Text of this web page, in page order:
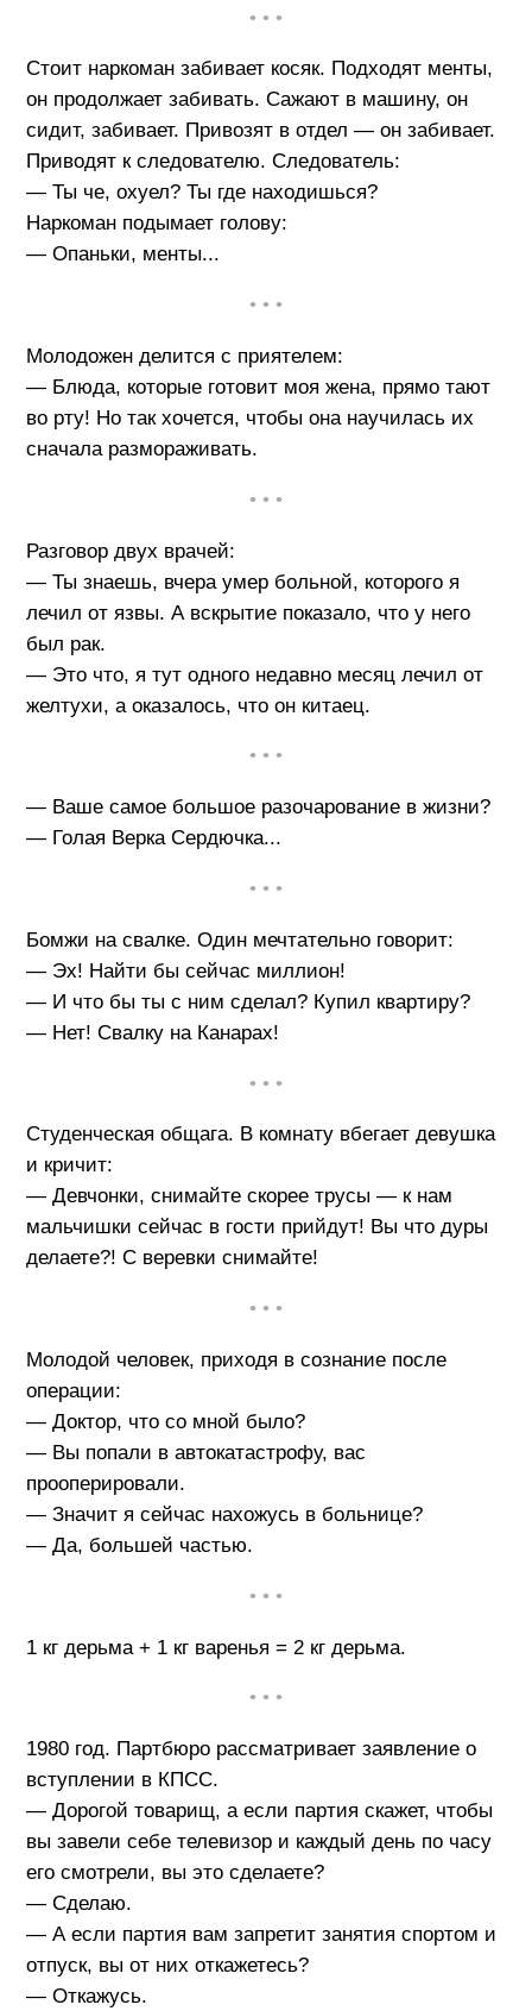
• • •
Стоит наркоман забивает косяк. Подходят менты,
он продолжает забивать. Сажают в машину, он
сидит, забивает. Привозят в отдел — он забивает.
Приводят к следователю. Следователь:
— Ты че, охуел? Ты где находишься?
Наркоман подымает голову:
— Опаньки, менты...
• • •
Молодожен делится с приятелем:
— Блюда, которые готовит моя жена, прямо тают
во рту! Но так хочется, чтобы она научилась их
сначала размораживать.
• • •
Разговор двух врачей:
— Ты знаешь, вчера умер больной, которого я
лечил от язвы. А вскрытие показало, что у него
был рак.
— Это что, я тут одного недавно месяц лечил от
желтухи, а оказалось, что он китаец.
• • •
— Ваше самое большое разочарование в жизни?
— Голая Верка Сердючка...
• • •
Бомжи на свалке. Один мечтательно говорит:
— Эх! Найти бы сейчас миллион!
— И что бы ты с ним сделал? Купил квартиру?
— Нет! Свалку на Канарах!
• • •
Студенческая общага. В комнату вбегает девушка
и кричит:
— Девчонки, снимайте скорее трусы — к нам
мальчишки сейчас в гости прийдут! Вы что дуры
делаете?! С веревки снимайте!
• • •
Молодой человек, приходя в сознание после
операции:
— Доктор, что со мной было?
— Вы попали в автокатастрофу, вас
прооперировали.
— Значит я сейчас нахожусь в больнице?
— Да, большей частью.
• • •
1 кг дерьма + 1 кг варенья = 2 кг дерьма.
• • •
1980 год. Партбюро рассматривает заявление о
вступлении в КПСС.
— Дорогой товарищ, а если партия скажет, чтобы
вы завели себе телевизор и каждый день по часу
его смотрели, вы это сделаете?
— Сделаю.
— А если партия вам запретит занятия спортом и
отпуск, вы от них откажетесь?
— Откажусь.